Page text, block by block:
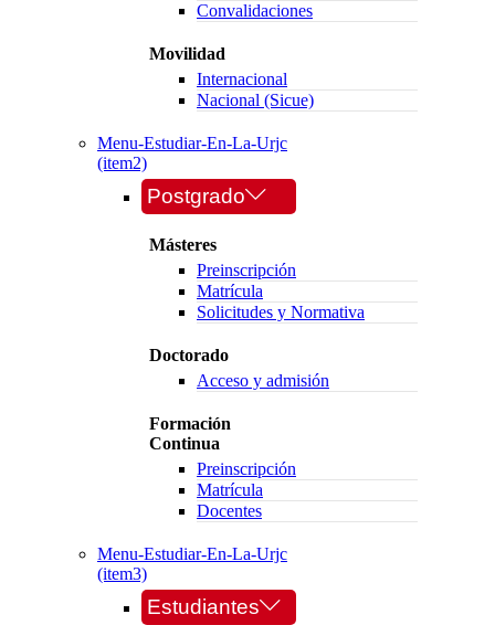
Convalidaciones
Movilidad
Internacional
Nacional (Sicue)
Menu-Estudiar-En-La-Urjc
(item2)
Postgrado
Másteres
Preinscripción
Matrícula
Solicitudes y Normativa
Doctorado
Acceso y admisión
Formación
Continua
Preinscripción
Matrícula
Docentes
Menu-Estudiar-En-La-Urjc
(item3)
Estudiantes